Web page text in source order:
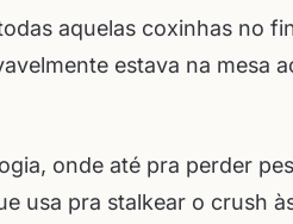
aquelas coxinhas no
estava na mesa
onde até pra perder
usa pra stalkear o crush